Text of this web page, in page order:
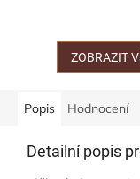
štiplavého...
ZOBRAZIT
Popis Hodnocení
Detailní popis